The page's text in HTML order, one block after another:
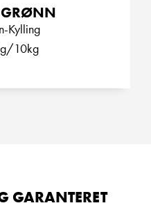
Kylling
10kg
GARANTERET